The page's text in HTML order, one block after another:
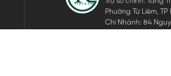
Phường Từ Liêm, TP
Chi Nhánh: 84